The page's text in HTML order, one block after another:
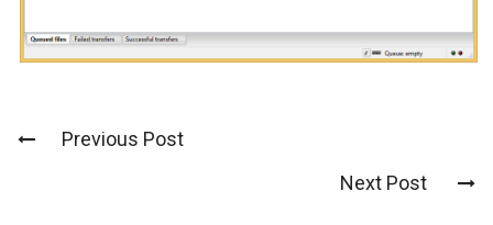
Post
Previous Post
Next Post